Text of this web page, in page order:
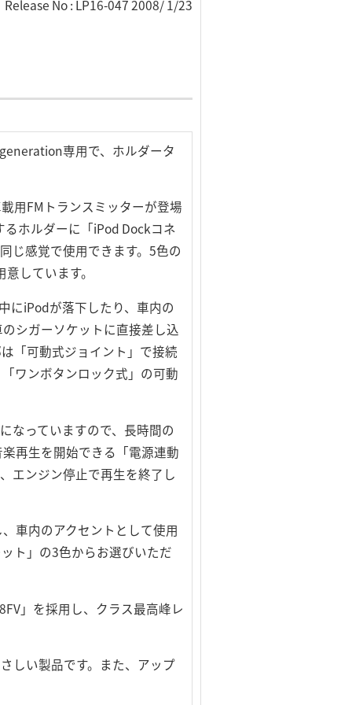
Release No : LP16-047 2008/ 1/23
専用で、ホルダータ
用FMトランスミッターが登場
ホルダーに「iPod Dockコネ
じ感覚で使用できます。5色の
しています。
にiPodが落下したり、車内の
シガーソケットに直接差し込
「可動式ジョイント」で接続
ワンボタンロック式」の可動
なっていますので、長時間の
再生を開始できる「電源連動
エンジン停止で再生を終了し
車内のアクセントとして使用
ト」の3色からお選びいただ
」を採用し、クラス最高峰レ
しい製品です。また、アップ